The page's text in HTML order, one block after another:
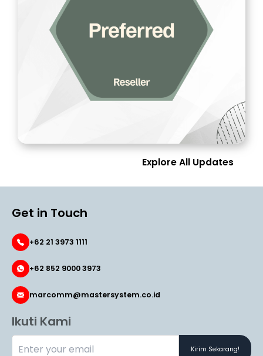
Explore All Updates
Get in Touch
+62 21 3973 1111
+62 852 9000 3973
marcomm@mastersystem.co.id
Ikuti Kami
Kirim Sekarang!